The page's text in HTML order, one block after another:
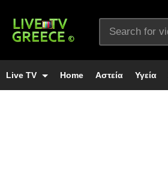
Live TV Home Αστεία Υγεία